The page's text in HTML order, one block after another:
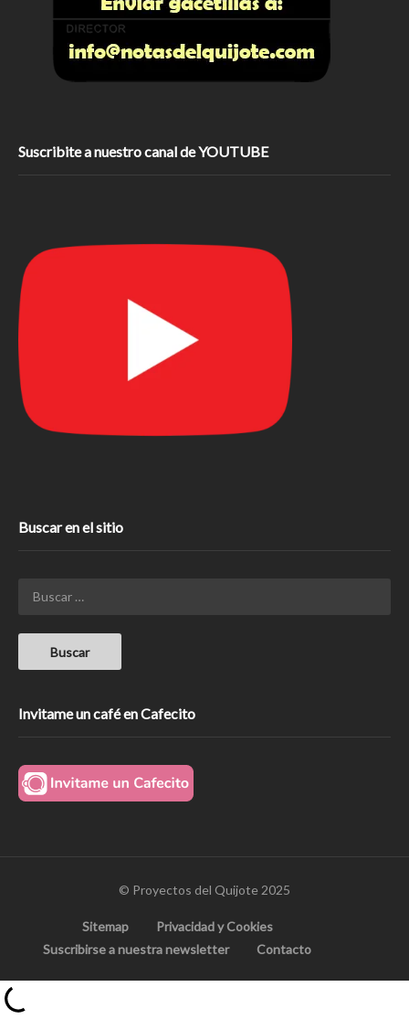
Suscribite a nuestro canal de YOUTUBE
Buscar en el sitio
Invitame un café en Cafecito
© Proyectos del Quijote 2025
Sitemap
Privacidad y Cookies
Suscribirse a nuestra newsletter
Contacto